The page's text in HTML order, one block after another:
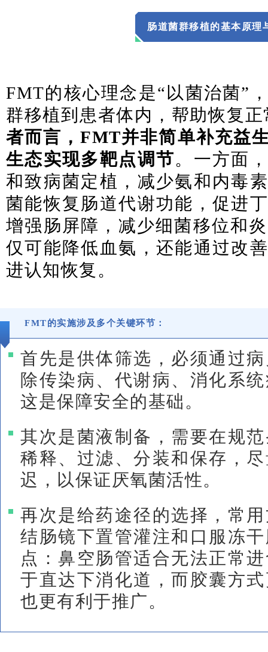
肠道菌群移植的基本原理
FMT的核心理念是“以菌治菌”
群移植到患者体内，帮助恢复
者而言，FMT并非简单补充益
生态实现多靶点调节。一方面
和致病菌定植，减少氨和内毒
菌能恢复肠道代谢功能，促进
增强肠屏障，减少细菌移位和
仅可能降低血氨，还能通过改
进认知恢复。
FMT的实施涉及多个关键环节：
首先是供体筛选，必须通过
除传染病、代谢病、消化系
这是保障安全的基础。
其次是菌液制备，需要在规
稀释、过滤、分装和保存，
迟，以保证厌氧菌活性。
再次是给药途径的选择，常
结肠镜下置管灌注和口服冻
点：鼻空肠管适合无法正常
于直达下消化道，而胶囊方
也更有利于推广。